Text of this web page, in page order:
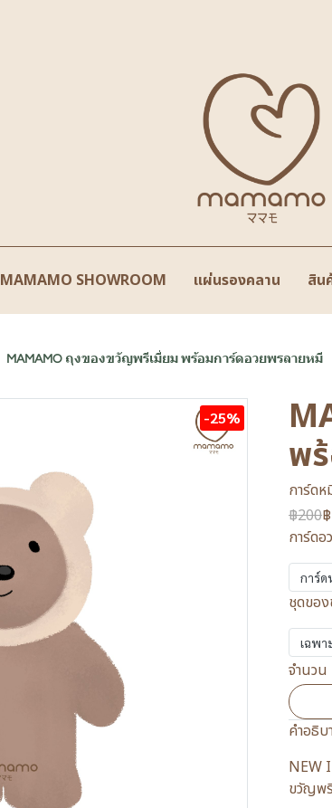
MAMAMO SHOWROOM แผ่นรองคลาน สิน
MAMAMO ถุงของขวัญพรีเมี่ยม พร้อมการ์ดอวยพรลายหมี
-25%
พ
การ์ด
฿200
การ์ดอ
การ์ด
ชุดขอ
เฉพา
จำนวน
คำอธิ
NEW
ขวัญพ